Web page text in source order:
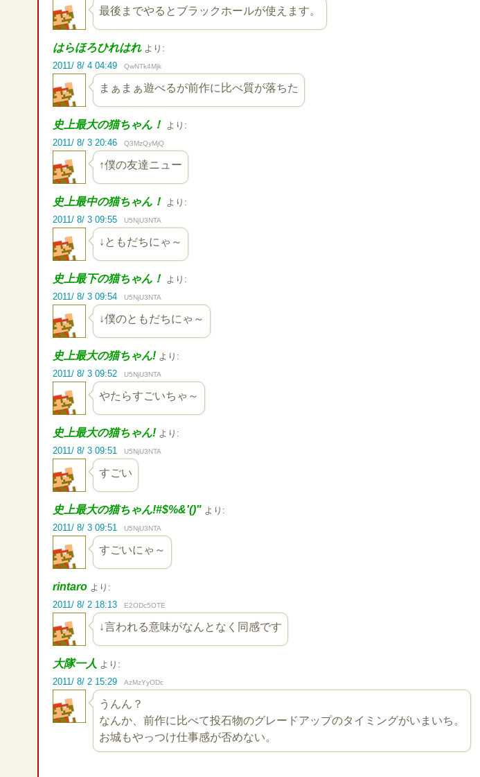
最後までやるとブラックホールが使えます。
はらほろひれはれ より:
2011/ 8/ 4 04:49
QwNTk4Mjk
まぁまぁ遊べるが前作に比べ質が落ちた
史上最大の猫ちゃん！ より:
2011/ 8/ 3 20:46
Q3MzQyMjQ
↑僕の友達ニュー
史上最中の猫ちゃん！ より:
2011/ 8/ 3 09:55
U5NjU3NTA
↓ともだちにゃ～
史上最下の猫ちゃん！ より:
2011/ 8/ 3 09:54
U5NjU3NTA
↓僕のともだちにゃ～
史上最大の猫ちゃん! より:
2011/ 8/ 3 09:52
U5NjU3NTA
やたらすごいちゃ～
史上最大の猫ちゃん! より:
2011/ 8/ 3 09:51
U5NjU3NTA
すごい
史上最大の猫ちゃん!#$%&'()" より:
2011/ 8/ 3 09:51
U5NjU3NTA
すごいにゃ～
rintaro より:
2011/ 8/ 2 18:13
E2ODc5OTE
↓言われる意味がなんとなく同感です
大隊一人 より:
2011/ 8/ 2 15:29
AzMzYyODc
うんん？
なんか、前作に比べて投石物のグレードアップのタイミングがいまいち。
お城もやっつけ仕事感が否めない。